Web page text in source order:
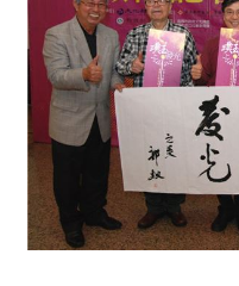
g
m